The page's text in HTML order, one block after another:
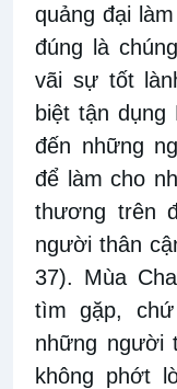
quảng đại
đúng là
vãi sự tốt
biệt tận dụng
đến những
để làm cho
thương trên
người thân
37). Mùa
tìm gặp,
những người
không phớt